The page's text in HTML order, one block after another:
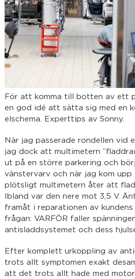
För att komma till botten av ett
en god idé att sätta sig med en
elschema. Experttips av Sonny.
När jag passerade rondellen vid
jag dock att multimetern
ut på en större parkering och
vänstervarv och när jag kom
plötsligt multimetern åter att
Ibland var den nere mot 3,5 V.
framåt i reparationen av
frågan: VARFÖR faller
antisladdsystemet och dess
Efter komplett urkoppling av
trots allt symptomen exakt
att det trots allt hade med